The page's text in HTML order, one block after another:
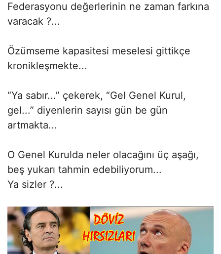
Federasyonu değerlerinin ne zaman farkına
varacak ?...
Özümseme kapasitesi meselesi gittikçe
kronikleşmekte...
“Ya sabır...” çekerek, “Gel Genel Kurul,
gel...” diyenlerin sayısı gün be gün
artmakta...
O Genel Kurulda neler olacağını üç aşağı,
beş yukarı tahmin edebiliyorum...
Ya sizler ?...